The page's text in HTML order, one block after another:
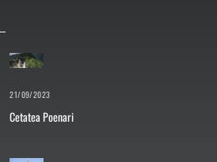
21/09/2023
Cetatea Poenari